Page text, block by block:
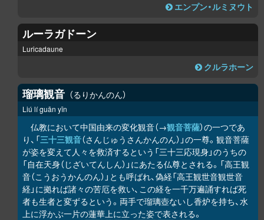
エンプン・ルミヌウト
ルーラガドーン
Luricadaune
クルラホーン
瑠璃観音 るりかんのん
Liú lí guān yīn
仏教において中国由来の変化観音（→観音菩薩）の一つであ
り、「三十三観音（さんじゅうさんかんのん）」の一尊。観音菩薩
が姿を変えて人々を救済するという「三十三応現身」のうちの
「自在天身（じざいてんしん）」にあたる仏尊とされる。「高王観
音（こうおうかんのん）」とも呼ばれ、偽経「高王観世音観世音
経」に拠れば諸々の苦厄を救い、この経を一千万遍誦すれば死
者も生者と変ずるという。両手で瑠璃壺ないし香炉を持ち、水
上に浮かぶ一片の蓮華上に立った姿で表される。